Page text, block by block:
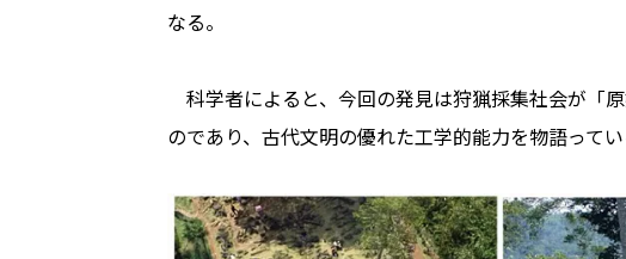
なる。
科学者によると、今回の発見は狩猟採集社会が「
のであり、古代文明の優れた工学的能力を物語ってい